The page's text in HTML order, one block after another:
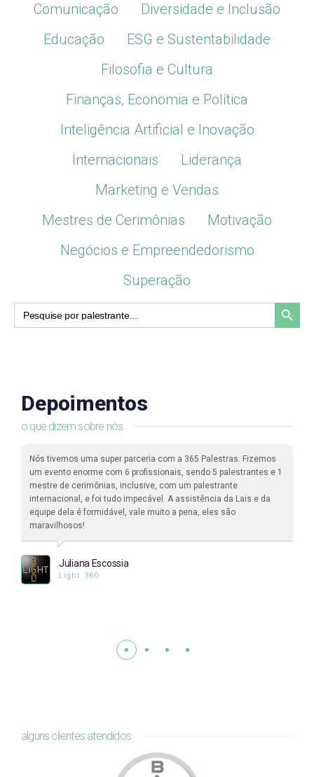
Comunicação
Diversidade e Inclusão
Educação
ESG e Sustentabilidade
Filosofia e Cultura
Finanças, Economia e Política
Inteligência Artificial e Inovação
Internacionais
Liderança
Marketing e Vendas
Mestres de Cerimônias
Motivação
Negócios e Empreendedorismo
Superação
Search
for:
Search Button
o que dizem sobre nós
Depoimentos
Nós tivemos uma super parceria com a 365 Palestras. Fizemos
um evento enorme com 6 profissionais, sendo 5 palestrantes e 1
mestre de cerimônias, inclusive, com um palestrante
internacional, e foi tudo impecável. A assistência da Lais e da
equipe dela é formidável, vale muito a pena, eles são
maravilhosos!
Juliana Escossia
Light 360
alguns clientes atendidos